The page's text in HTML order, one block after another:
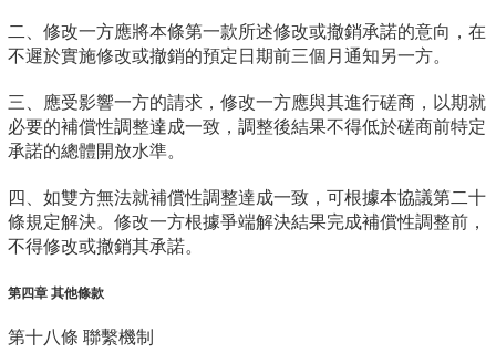
二、修改一方應將本條第一款所述修改或撤銷承諾的意向，在
不遲於實施修改或撤銷的預定日期前三個月通知另一方。
三、應受影響一方的請求，修改一方應與其進行磋商，以期就
必要的補償性調整達成一致，調整後結果不得低於磋商前特定
承諾的總體開放水準。
四、如雙方無法就補償性調整達成一致，可根據本協議第二十
條規定解決。修改一方根據爭端解決結果完成補償性調整前，
不得修改或撤銷其承諾。
第四章 其他條款
第十八條 聯繫機制